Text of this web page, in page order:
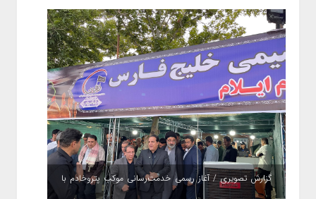
گزارش تصویری / آغاز رسمی خدمت‌رسانی موکب پتروخادم با